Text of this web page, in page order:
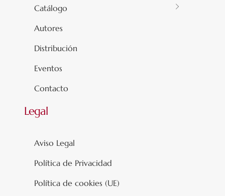
Catálogo
Autores
Distribución
Eventos
Contacto
Legal
Aviso Legal
Política de Privacidad
Política de cookies (UE)